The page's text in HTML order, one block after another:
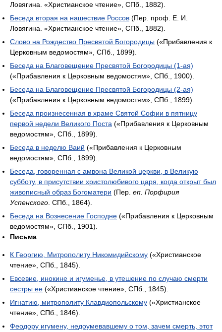
Ловягина. «Христианское чтение», СПб., 1882).
Беседа вторая на нашествие Россов (Пер. проф. Е. И.
Ловягина. «Христианское чтение», СПб., 1882).
Слово на Рождество Пресвятой Богородицы («Прибавления к
Церковным ведомостям», СПб., 1899).
Беседа на Благовещение Пресвятой Богородицы (1-ая)
(«Прибавления к Церковным ведомостям», СПб., 1900).
Беседа на Благовещение Пресвятой Богородицы (2-ая)
(«Прибавления к Церковным ведомостям», СПб., 1899).
Беседа произнесенная в храме Святой Софии в пятницу
первой недели Великого Поста («Прибавления к Церковным
ведомостям», СПб., 1899).
Беседа в неделю Ваий («Прибавления к Церковным
ведомостям», СПб., 1899).
Беседа, говоренная с амвона Великой церкви, в Великую
субботу, в присутствии христолюбивого царя, когда открыт был
живописный образ Богоматери (Пер. еп. Порфирия
Успенского. СПб., 1864).
Беседа на Вознесение Господне («Прибавления к Церковным
ведомостям», СПб., 1901).
Письма
К Георгию, Митрополиту Никомидийскому («Христианское
чтение», СПб., 1845).
Евсевие, инокине и игуменье, в утешение по случаю смерти
сестры ее («Христианское чтение», СПб., 1845).
Игнатию, митрополиту Клавдиопольскому («Христианское
чтение», СПб., 1846).
Феодору игумену, недоумевавшему о том, зачем смерть, этот